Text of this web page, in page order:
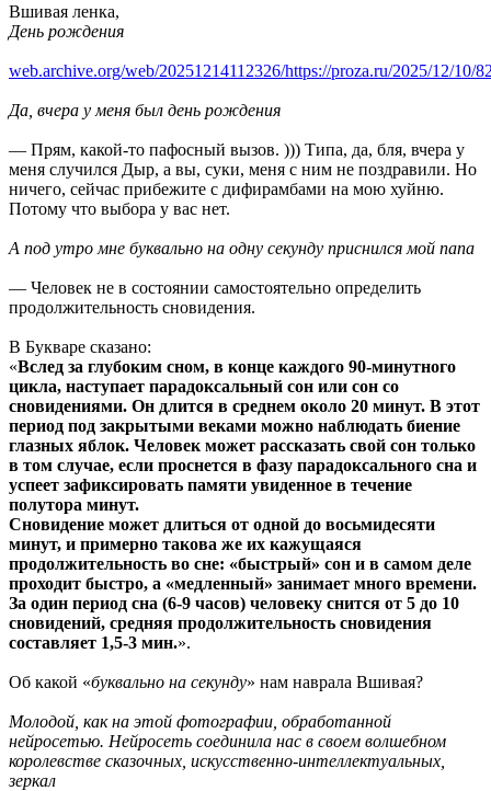
Вшивая ленка,
День рождения
web.archive.org/web/20251214112326/https://proza.ru/2025/12/10/
Да, вчера у меня был день рождения
— Прям, какой-то пафосный вызов. ))) Типа, да, бля, вчера у
меня случился Дыр, а вы, суки, меня с ним не поздравили. Но
ничего, сейчас прибежите с дифирамбами на мою хуйню.
Потому что выбора у вас нет.
А под утро мне буквально на одну секунду приснился мой папа
— Человек не в состоянии самостоятельно определить
продолжительность сновидения.
В Букваре сказано:
«Вслед за глубоким сном, в конце каждого 90-минутного
цикла, наступает парадоксальный сон или сон со
сновидениями. Он длится в среднем около 20 минут. В этот
период под закрытыми веками можно наблюдать биение
глазных яблок. Человек может рассказать свой сон только
в том случае, если проснется в фазу парадоксального сна и
успеет зафиксировать памяти увиденное в течение
полутора минут.
Сновидение может длиться от одной до восьмидесяти
минут, и примерно такова же их кажущаяся
продолжительность во сне: «быстрый» сон и в самом деле
проходит быстро, а «медленный» занимает много времени.
За один период сна (6-9 часов) человеку снится от 5 до 10
сновидений, средняя продолжительность сновидения
составляет 1,5-3 мин.».
Об какой «буквально на секунду» нам наврала Вшивая?
Молодой, как на этой фотографии, обработанной
нейросетью. Нейросеть соединила нас в своем волшебном
королевстве сказочных, искусственно-интеллектуальных,
зеркал